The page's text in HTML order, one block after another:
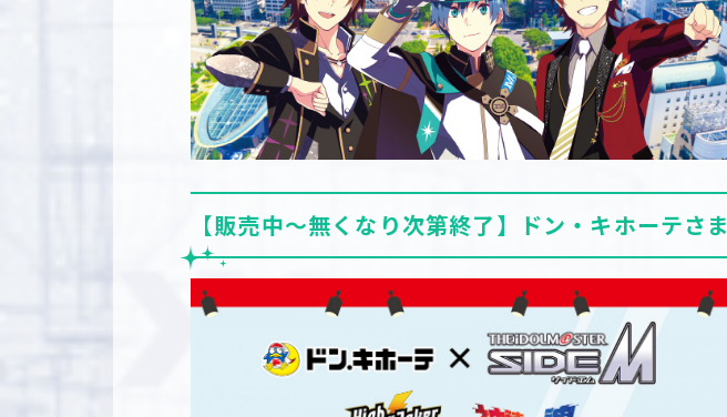
【販売中～無くなり次第終了】ドン・キホーテさま